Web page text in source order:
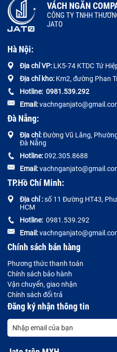
VÁCH NGĂN
CÔNG TY TNHH
JATO
Hà Nội:
Địa chỉ VP: LK5-74 KTDC Tứ
Địa chỉ kho: Km2, đường Phan
Hotline: 0981.539.292
Email:
Đà Nẵng:
Địa chỉ:Đường Vũ Lăng,
Đà Nẵng
Hotline:092.305.8688
Email:
TP.Hồ Chí Minh:
Địa chỉ :số 11 Đường HT43,
HCM
Hotline: 0981.539.292
Email:
Chính sách bán hàng
Phương thức thanh toán
Chính sách bảo hành
Vận chuyển, giao nhận
Chính sách đổi trả
Đăng ký nhận thông tin